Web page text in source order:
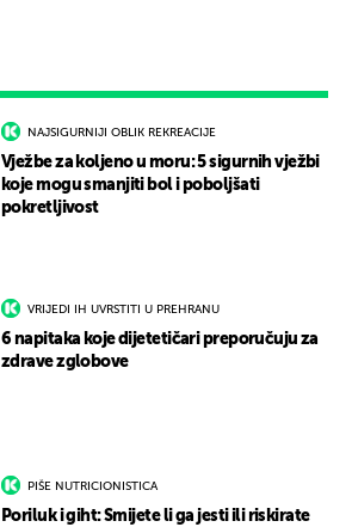
NAJSIGURNIJI OBLIK REKREACIJE
Vježbe za koljeno u moru: 5 sigurnih vježbi
koje mogu smanjiti bol i poboljšati
pokretljivost
VRIJEDI IH UVRSTITI U PREHRANU
6 napitaka koje dijetetičari preporučuju za
zdrave zglobove
PIŠE NUTRICIONISTICA
Poriluk i giht: Smijete li ga jesti ili riskirate